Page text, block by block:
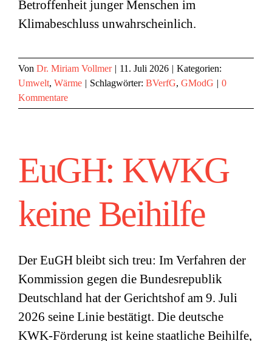
Betroffenheit junger Menschen im
Klimabeschluss unwahrscheinlich.
Von Dr. Miriam Vollmer | 11. Juli 2026 | Kategorien:
Umwelt, Wärme | Schlagwörter: BVerfG, GModG | 0
Kommentare
EuGH: KWKG
keine Beihilfe
Der EuGH bleibt sich treu: Im Verfahren der
Kommission gegen die Bundesrepublik
Deutschland hat der Gerichtshof am 9. Juli
2026 seine Linie bestätigt. Die deutsche
KWK-Förderung ist keine staatliche Beihilfe,